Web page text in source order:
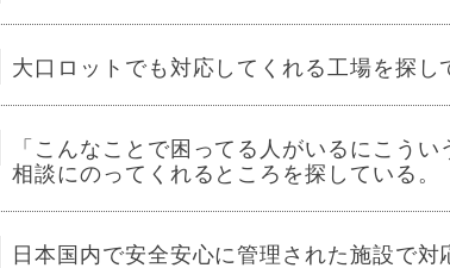
大口ロットでも対応してくれる工場を探し
「こんなことで困ってる人がいるにこう
相談にのってくれるところを探している。
日本国内で安全安心に管理された施設で